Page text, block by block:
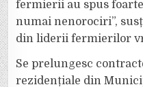
fermierii au spus
numai nenorociri”,
din liderii fermierilor
Se prelungesc
rezidențiale din